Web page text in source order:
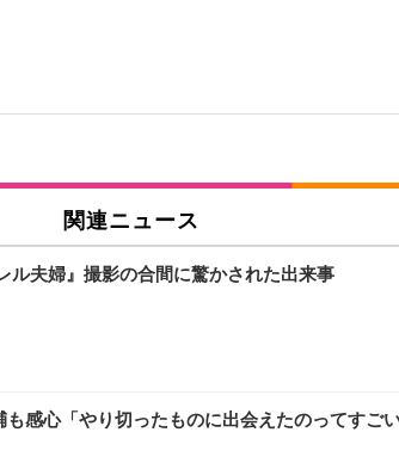
関連ニュース
夫婦』撮影の合間に驚かされた出来事
感心「やり切ったものに出会えたのってすごい